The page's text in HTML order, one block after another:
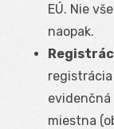
EÚ. Nie
naopak.
evidenčná
miestna